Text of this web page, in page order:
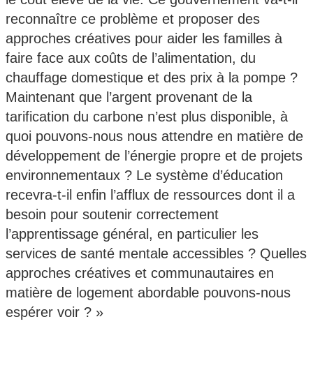
reconnaître ce problème et proposer des
approches créatives pour aider les familles à
faire face aux coûts de l’alimentation, du
chauffage domestique et des prix à la pompe ?
Maintenant que l’argent provenant de la
tarification du carbone n’est plus disponible, à
quoi pouvons-nous nous attendre en matière de
développement de l’énergie propre et de projets
environnementaux ? Le système d’éducation
recevra-t-il enfin l’afflux de ressources dont il a
besoin pour soutenir correctement
l’apprentissage général, en particulier les
services de santé mentale accessibles ? Quelles
approches créatives et communautaires en
matière de logement abordable pouvons-nous
espérer voir ? »